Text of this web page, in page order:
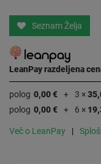
Seznam Želja
LeanPay razdeljena
polog 0,00 € 3 ×
polog 0,00 € 6 ×
Več o LeanPay